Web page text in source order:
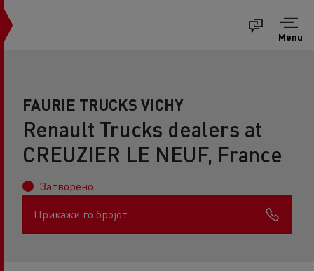
Menu
FAURIE TRUCKS VICHY
Renault Trucks dealers at
CREUZIER LE NEUF, France
Затворено
Прикажи го бројот